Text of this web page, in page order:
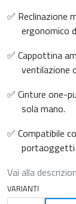
✅ Reclinazione
ergonomico
✅ Cappottina
ventilazione
✅ Cinture one-
sola mano.
✅ Compatibile
portaoggetti
Vai alla
VARIANTI